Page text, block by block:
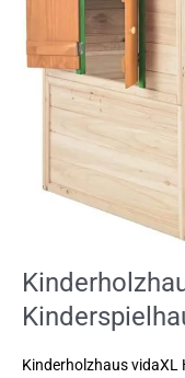
Kinderholzhaus vidaXL